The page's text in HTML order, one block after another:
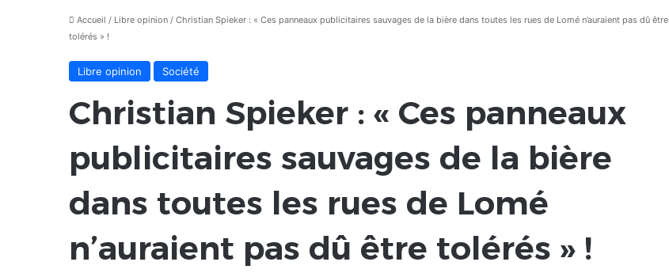
Accueil / Libre opinion / Christian Spieker : « Ces panneaux publicitaires sauvages de la bière dans toutes les rues de Lomé n’auraient pas dû être
tolérés » !
Libre opinion Société
Christian Spieker : « Ces panneaux
publicitaires sauvages de la bière
dans toutes les rues de Lomé
n’auraient pas dû être tolérés » !